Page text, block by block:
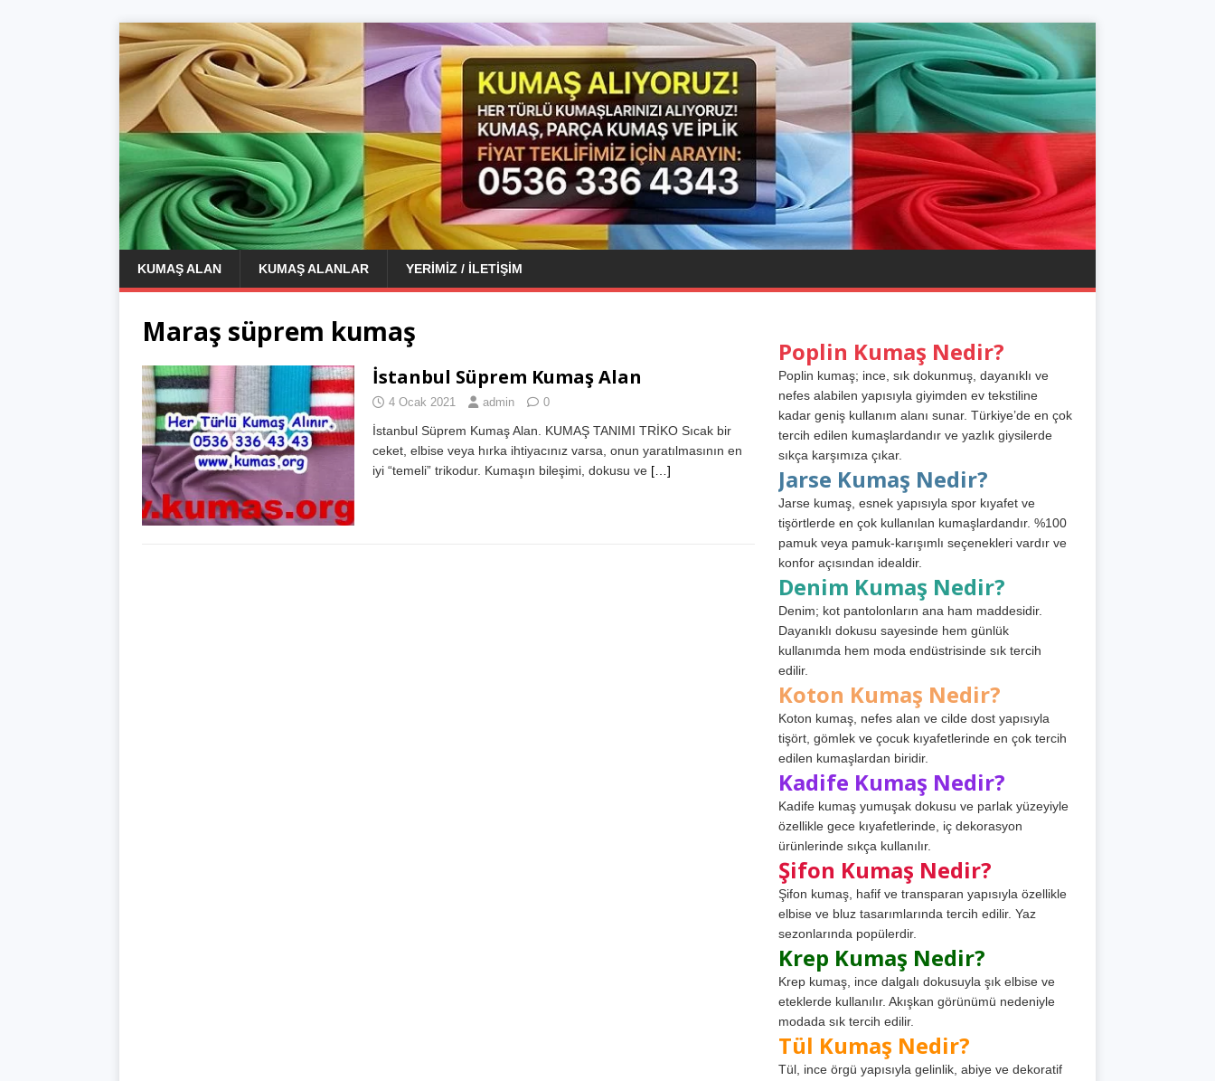
KUMAŞ ALAN KUMAŞ ALANLAR YERIMIZ / İLETIŞIM
Maraş süprem kumaş
İstanbul Süprem Kumaş Alan
4 Ocak 2021 admin 0
İstanbul Süprem Kumaş Alan. KUMAŞ TANIMI TRİKO Sıcak bir
ceket, elbise veya hırka ihtiyacınız varsa, onun yaratılmasının en
iyi “temeli” trikodur. Kumaşın bileşimi, dokusu ve […]
Poplin Kumaş Nedir?
Poplin kumaş; ince, sık dokunmuş, dayanıklı ve
nefes alabilen yapısıyla giyimden ev tekstiline
kadar geniş kullanım alanı sunar. Türkiye’de en çok
tercih edilen kumaşlardandır ve yazlık giysilerde
sıkça karşımıza çıkar.
Jarse Kumaş Nedir?
Jarse kumaş, esnek yapısıyla spor kıyafet ve
tişörtlerde en çok kullanılan kumaşlardandır. %100
pamuk veya pamuk-karışımlı seçenekleri vardır ve
konfor açısından idealdir.
Denim Kumaş Nedir?
Denim; kot pantolonların ana ham maddesidir.
Dayanıklı dokusu sayesinde hem günlük
kullanımda hem moda endüstrisinde sık tercih
edilir.
Koton Kumaş Nedir?
Koton kumaş, nefes alan ve cilde dost yapısıyla
tişört, gömlek ve çocuk kıyafetlerinde en çok tercih
edilen kumaşlardan biridir.
Kadife Kumaş Nedir?
Kadife kumaş yumuşak dokusu ve parlak yüzeyiyle
özellikle gece kıyafetlerinde, iç dekorasyon
ürünlerinde sıkça kullanılır.
Şifon Kumaş Nedir?
Şifon kumaş, hafif ve transparan yapısıyla özellikle
elbise ve bluz tasarımlarında tercih edilir. Yaz
sezonlarında popülerdir.
Krep Kumaş Nedir?
Krep kumaş, ince dalgalı dokusuyla şık elbise ve
eteklerde kullanılır. Akışkan görünümü nedeniyle
modada sık tercih edilir.
Tül Kumaş Nedir?
Tül, ince örgü yapısıyla gelinlik, abiye ve dekoratif